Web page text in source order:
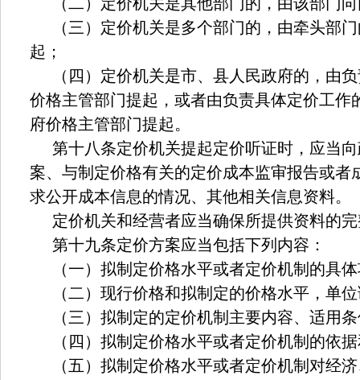
（三）定价机关是多个部门的，由牵头部
起；
（四）定价机关是市、县人民政府的，由
价格主管部门提起，或者由负责具体定价工作
府价格主管部门提起。
第十八条定价机关提起定价听证时，应当
案、与制定价格有关的定价成本监审报告或者
求公开成本信息的情况、其他相关信息资料。
定价机关和经营者应当确保所提供资料的
第十九条定价方案应当包括下列内容：
（一）拟制定价格水平或者定价机制的具
（二）现行价格和拟制定的价格水平，单
（三）拟制定的定价机制主要内容、适用
（四）拟制定价格水平或者定价机制的依
（五）拟制定价格水平或者定价机制对经